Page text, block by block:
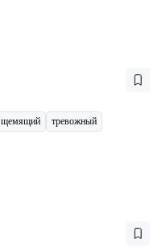
щемящий тревожный